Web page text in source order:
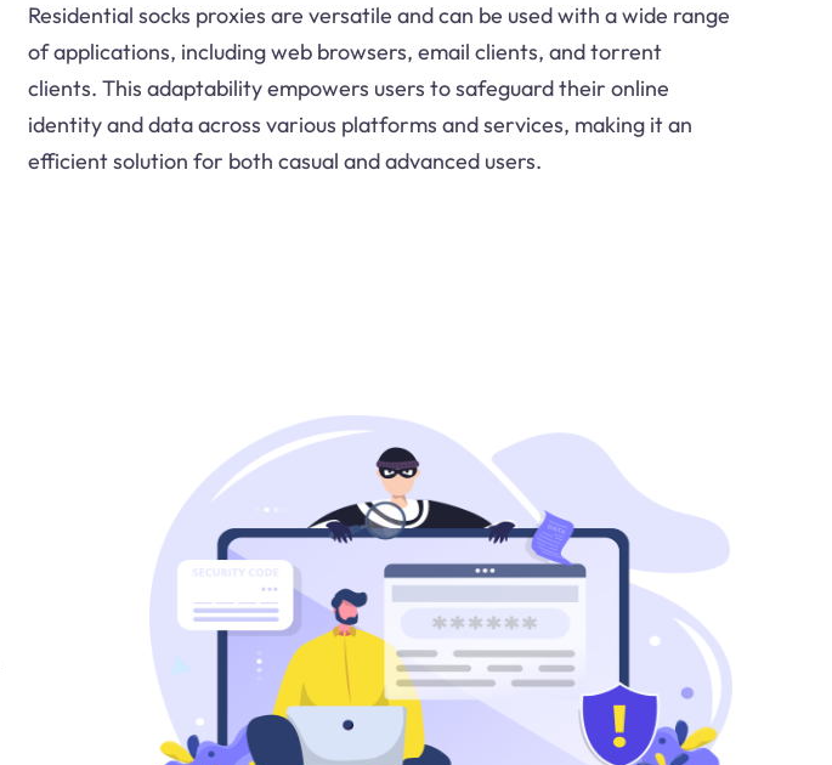
Residential socks proxies are versatile and can be used with a wide range
of applications, including web browsers, email clients, and torrent
clients. This adaptability empowers users to safeguard their online
identity and data across various platforms and services, making it an
efficient solution for both casual and advanced users.